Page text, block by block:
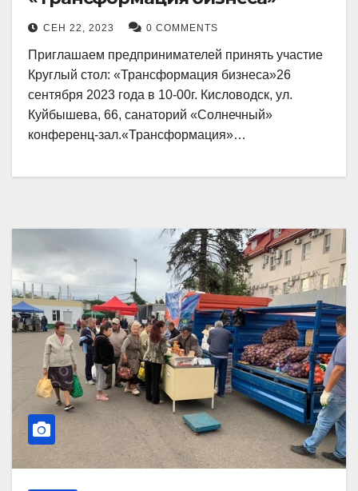
СЕН 22, 2023 0 COMMENTS
Приглашаем предпринимателей принять участие
Круглый стол: «Трансформация бизнеса»26
сентября 2023 года в 10-00г. Кисловодск, ул.
Куйбышева, 66, санаторий «Солнечный»
конференц-зал.«Трансформация»…